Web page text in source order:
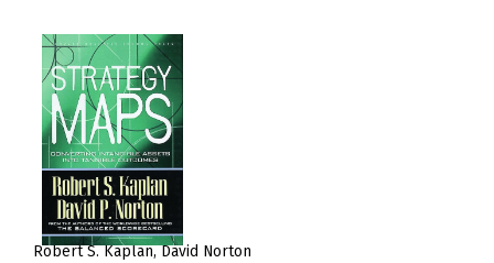
Robert S. Kaplan David Norton